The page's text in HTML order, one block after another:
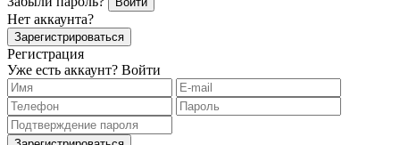
Нет аккаунта?
Зарегистрироваться
Регистрация
Уже есть аккаунт? Войти